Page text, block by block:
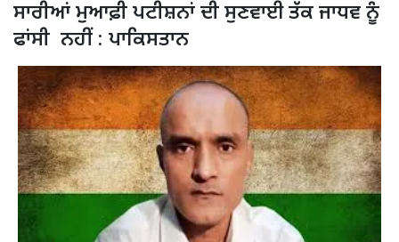
ਸਾਰੀਆਂ ਮੁਆਫ਼ੀ ਪਟੀਸ਼ਨਾਂ ਦੀ ਸੁਣਵਾਈ ਤੱਕ ਜਾਧਵ ਨੂੰ
ਫਾਂਸੀ ਨਹੀਂ : ਪਾਕਿਸਤਾਨ